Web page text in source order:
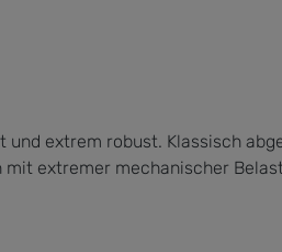
extrem robust. Klassisch
mit extremer mechanischer